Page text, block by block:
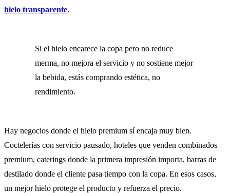
hielo transparente.
Si el hielo encarece la copa pero no reduce
merma, no mejora el servicio y no sostiene mejor
la bebida, estás comprando estética, no
rendimiento.
Hay negocios donde el hielo premium sí encaja muy bien.
Coctelerías con servicio pausado, hoteles que venden combinados
premium, caterings donde la primera impresión importa, barras de
destilado donde el cliente pasa tiempo con la copa. En esos casos,
un mejor hielo protege el producto y refuerza el precio.